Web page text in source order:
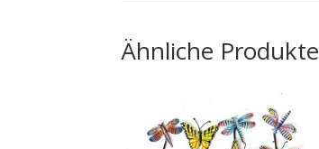
Ähnliche Produkte